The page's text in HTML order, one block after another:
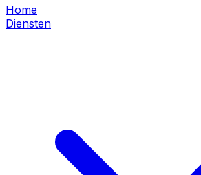
Home
Diensten